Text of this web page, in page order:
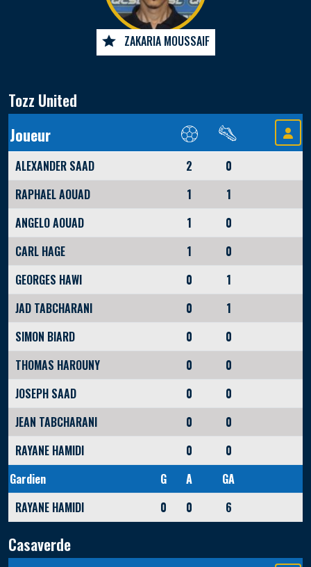
ZAKARIA MOUSSAIF
Tozz United
Joueur
ALEXANDER SAAD 2
0
RAPHAEL AOUAD
1
1
ANGELO AOUAD
1
0
CARL HAGE
1
0
GEORGES HAWI
0
1
JAD TABCHARANI
0
1
SIMON BIARD
0
0
THOMAS HAROUNY
0
0
JOSEPH SAAD
0
0
JEAN TABCHARANI
0
0
RAYANE HAMIDI
0
0
Gardien
G A
GA
RAYANE HAMIDI
0 0 6
Casaverde